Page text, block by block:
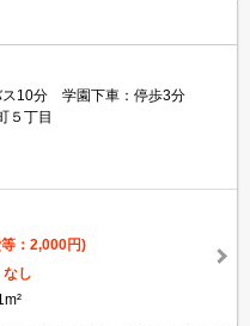
ス10分 学園下車：停歩3分
５丁目
：2,000円)
なし